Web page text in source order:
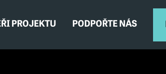
PROJEKTU PODPOŘTE NÁS